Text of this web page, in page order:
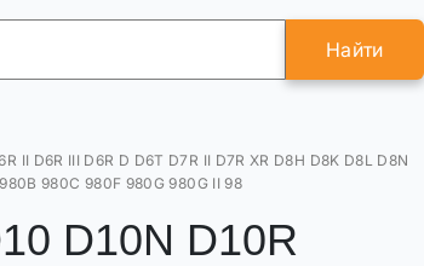
Найти
II D6R III D6R D D6T D7R II D7R XR D8H D8K D8L D8N
980C 980F 980G 980G II 98
D10N D10R